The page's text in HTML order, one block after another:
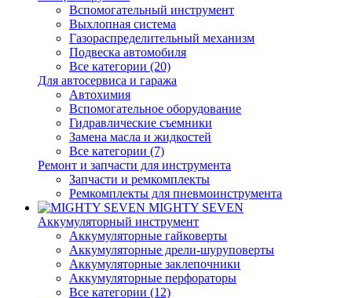
Вспомогательный инструмент
Выхлопная система
Газораспределительный механизм
Подвеска автомобиля
Все категории (20)
Для автосервиса и гаража
Автохимия
Вспомогательное оборудование
Гидравлические съемники
Замена масла и жидкостей
Все категории (7)
Ремонт и запчасти для инструмента
Запчасти и ремкомплекты
Ремкомплекты для пневмоинструмента
MIGHTY SEVEN
Аккумуляторный инструмент
Аккумуляторные гайковерты
Аккумуляторные дрели-шуруповерты
Аккумуляторные заклепочники
Аккумуляторные перфораторы
Все категории (12)